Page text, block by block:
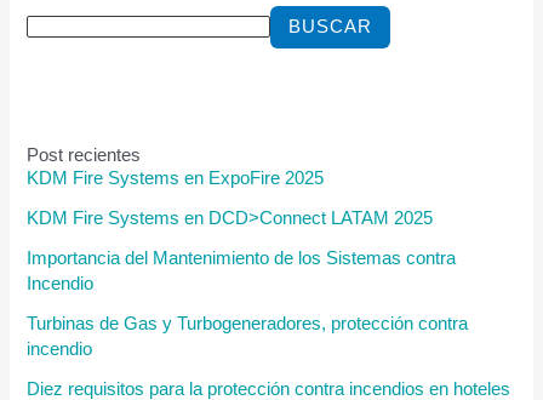
BUSCAR
Post recientes
KDM Fire Systems en ExpoFire 2025
KDM Fire Systems en DCD>Connect LATAM 2025
Importancia del Mantenimiento de los Sistemas contra
Incendio
Turbinas de Gas y Turbogeneradores, protección contra
incendio
Diez requisitos para la protección contra incendios en hoteles